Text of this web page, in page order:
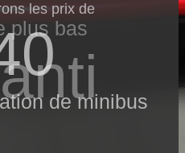
les prix de
de minibus
plus bas